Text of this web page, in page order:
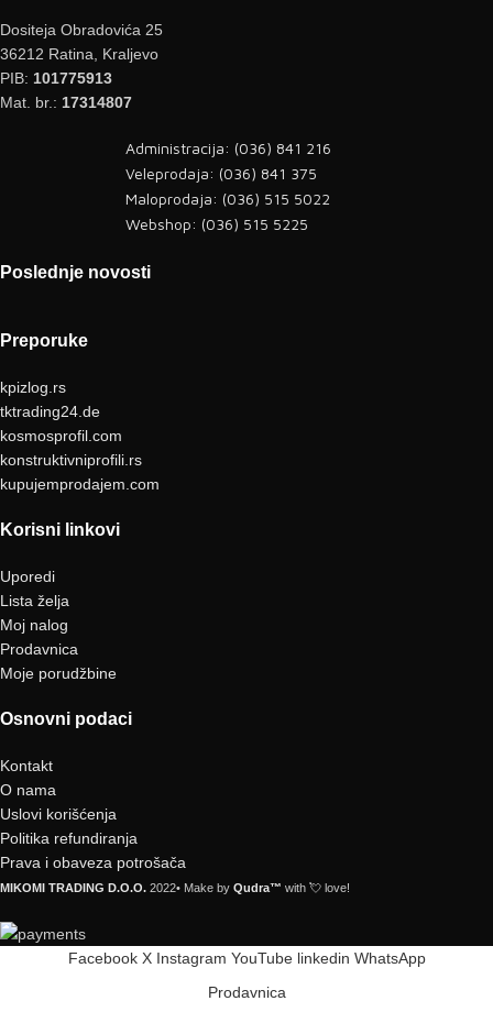
Dositeja Obradovića 25
36212 Ratina, Kraljevo
PIB: 101775913
Mat. br.: 17314807
Administracija: (036) 841 216
Veleprodaja: (036) 841 375
Maloprodaja: (036) 515 5022
Webshop: (036) 515 5225
Poslednje novosti
Preporuke
kpizlog.rs
tktrading24.de
kosmosprofil.com
konstruktivniprofili.rs
kupujemprodajem.com
Korisni linkovi
Uporedi
Lista želja
Moj nalog
Prodavnica
Moje porudžbine
Osnovni podaci
Kontakt
O nama
Uslovi korišćenja
Politika refundiranja
Prava i obaveza potrošača
MIKOMI TRADING D.O.O. 2022• Make by Qudra™ with 💘 love!
Facebook X Instagram YouTube linkedin WhatsApp
Prodavnica